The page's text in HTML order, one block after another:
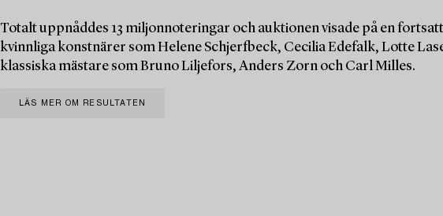
Totalt uppnåddes 13 miljonnoteringar och auktionen visade på en
kvinnliga konstnärer som Helene Schjerfbeck, Cecilia Edefalk, Lotte
klassiska mästare som Bruno Liljefors, Anders Zorn och Carl Milles.
LÄS MER OM RESULTATEN